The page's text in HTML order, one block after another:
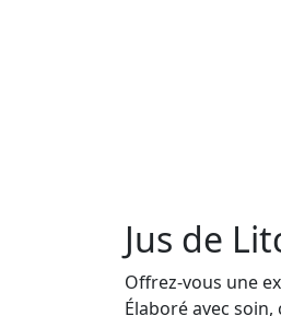
Jus de
Offrez-vous une
Élaboré avec